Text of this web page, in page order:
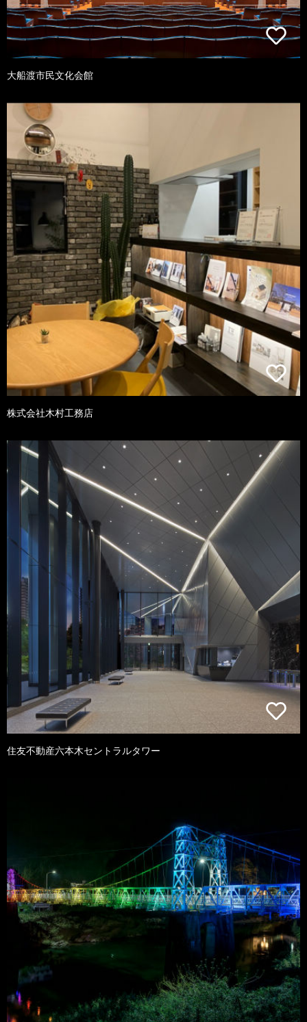
大船渡市民文化会館
株式会社木村工務店
住友不動産六本木セントラルタワー